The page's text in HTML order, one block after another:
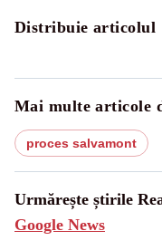
Distribuie articolul
Mai multe articole
proces salvamont
Urmărește știrile
Google News